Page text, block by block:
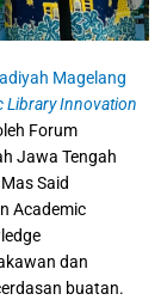
Magelang
Library Innovation
Forum
Jawa Tengah
Said
Academic
dan
buatan.